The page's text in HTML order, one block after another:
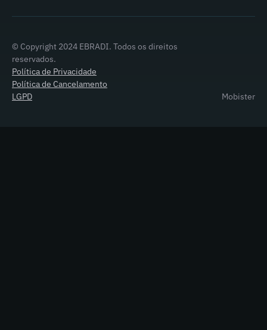
© Copyright 2024 EBRADI. Todos os direitos
reservados.
Política de Privacidade
Política de Cancelamento
LGPD
Mobister